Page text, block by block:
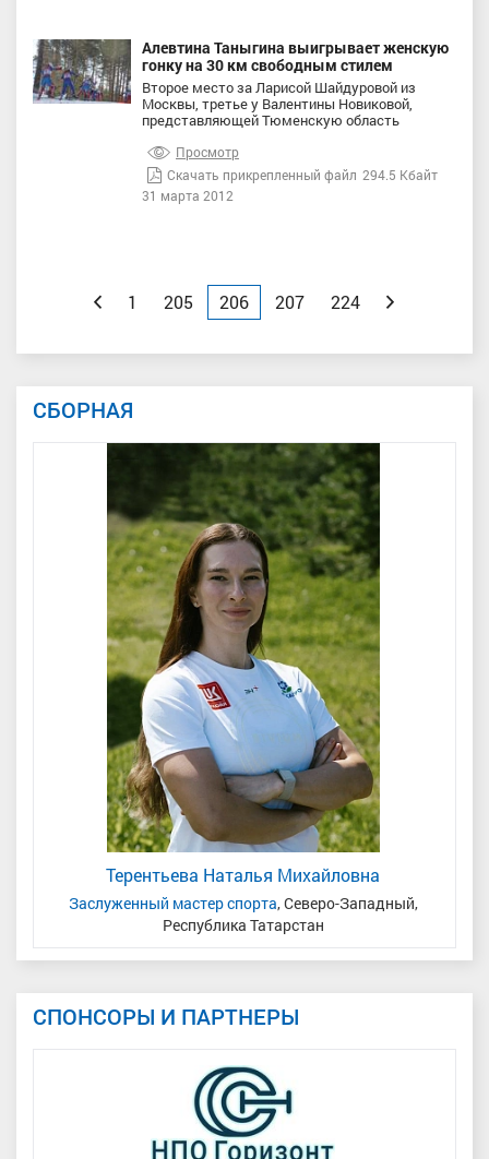
Алевтина Таныгина выигрывает женскую
гонку на 30 км свободным стилем
Второе место за Ларисой Шайдуровой из
Москвы, третье у Валентины Новиковой,
представляющей Тюменскую область
Просмотр
Скачать прикрепленный файл 294.5 Кбайт
31 марта 2012
Назад
1 205 206 207 224 Вперед
СБОРНАЯ
Терентьева Наталья Михайловна
Заслуженный мастер спорта, Северо-Западный,
Республика Татарстан
СПОНСОРЫ И ПАРТНЕРЫ